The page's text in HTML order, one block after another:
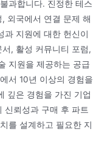
과합니다. 진정한 테스
외국에서 연결 문제 해
과 지원에 대한 헌신이
, 활성 커뮤니티 포럼,
지원을 제공하는 공급
서 10년 이상의 경험을
깊은 경험을 가진 기업
신뢰성과 구매 후 파트
를 설계하고 필요한 지